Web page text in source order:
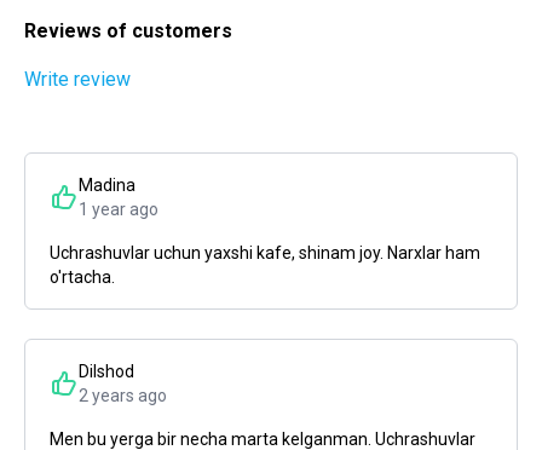
Reviews of customers
Write review
Madina
1 year ago
Uchrashuvlar uchun yaxshi kafe, shinam joy. Narxlar ham
o'rtacha.
Dilshod
2 years ago
Men bu yerga bir necha marta kelganman. Uchrashuvlar